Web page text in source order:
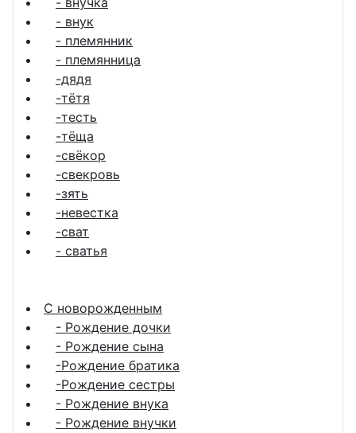
- внук
- племянник
- племянница
-дядя
-тётя
-тесть
-тёща
-свёкор
-свекровь
-зять
-невестка
-сват
- сватья
С новорожденным
- Рождение дочки
- Рождение сына
-Рождение братика
-Рождение сестры
- Рождение внука
- Рождение внучки